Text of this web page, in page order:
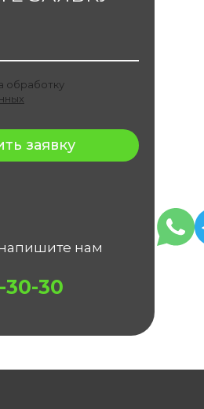
30-30
нам
заявку
обработку